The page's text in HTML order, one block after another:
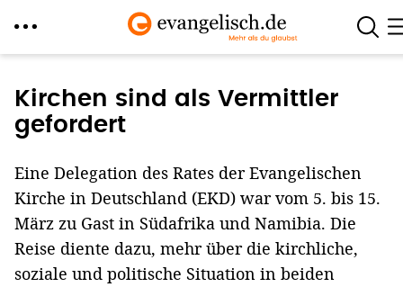
zum
Inhalt
Kirchen sind als Vermittler
gefordert
Eine Delegation des Rates der Evangelischen
Kirche in Deutschland (EKD) war vom 5. bis 15.
März zu Gast in Südafrika und Namibia. Die
Reise diente dazu, mehr über die kirchliche,
soziale und politische Situation in beiden